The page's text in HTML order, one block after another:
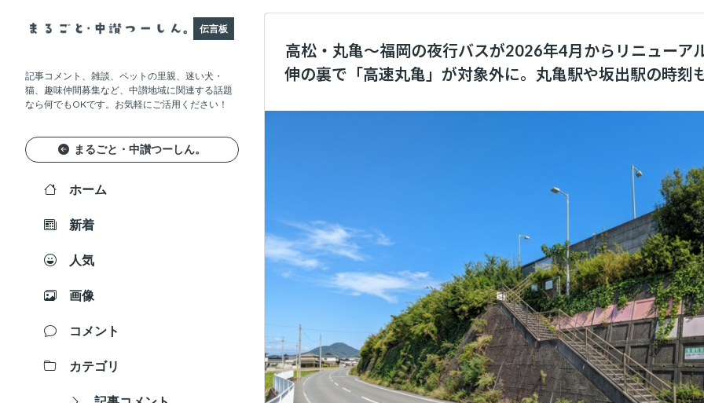
伝言板
記事コメント、雑談、ペットの里親、迷い犬・
猫、趣味仲間募集など、中讃地域に関連する話題
なら何でもOKです。お気軽にご活用ください！
まるごと・中讃つーしん。
ホーム
新着
人気
画像
コメント
カテゴリ
高松・丸亀〜福岡の夜行バスが2026年4月からリニューア
伸の裏で「高速丸亀」が対象外に。丸亀駅や坂出駅の時刻